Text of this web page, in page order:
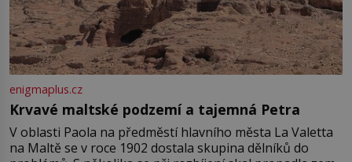
enigmaplus.cz
Krvavé maltské podzemí a tajemná Petra
V oblasti Paola na předměstí hlavního města La Valetta
na Maltě se v roce 1902 dostala skupina dělníků do